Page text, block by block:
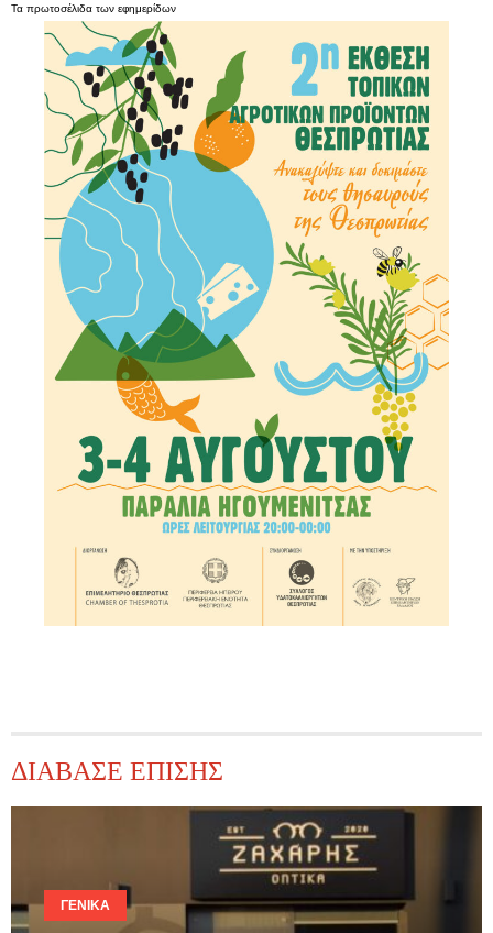
Τα πρωτοσέλιδα των εφημερίδων
ΔΙΑΒΑΣΕ ΕΠΙΣΗΣ
ΓΕΝΙΚΆ